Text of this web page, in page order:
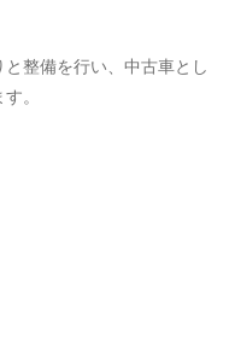
整備を行い、中古車とし
。